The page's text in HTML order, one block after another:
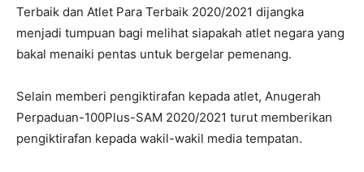
Terbaik dan Atlet Para Terbaik 2020/2021 dijangka
menjadi tumpuan bagi melihat siapakah atlet negara yang
bakal menaiki pentas untuk bergelar pemenang.
Selain memberi pengiktirafan kepada atlet, Anugerah
Perpaduan-100Plus-SAM 2020/2021 turut memberikan
pengiktirafan kepada wakil-wakil media tempatan.